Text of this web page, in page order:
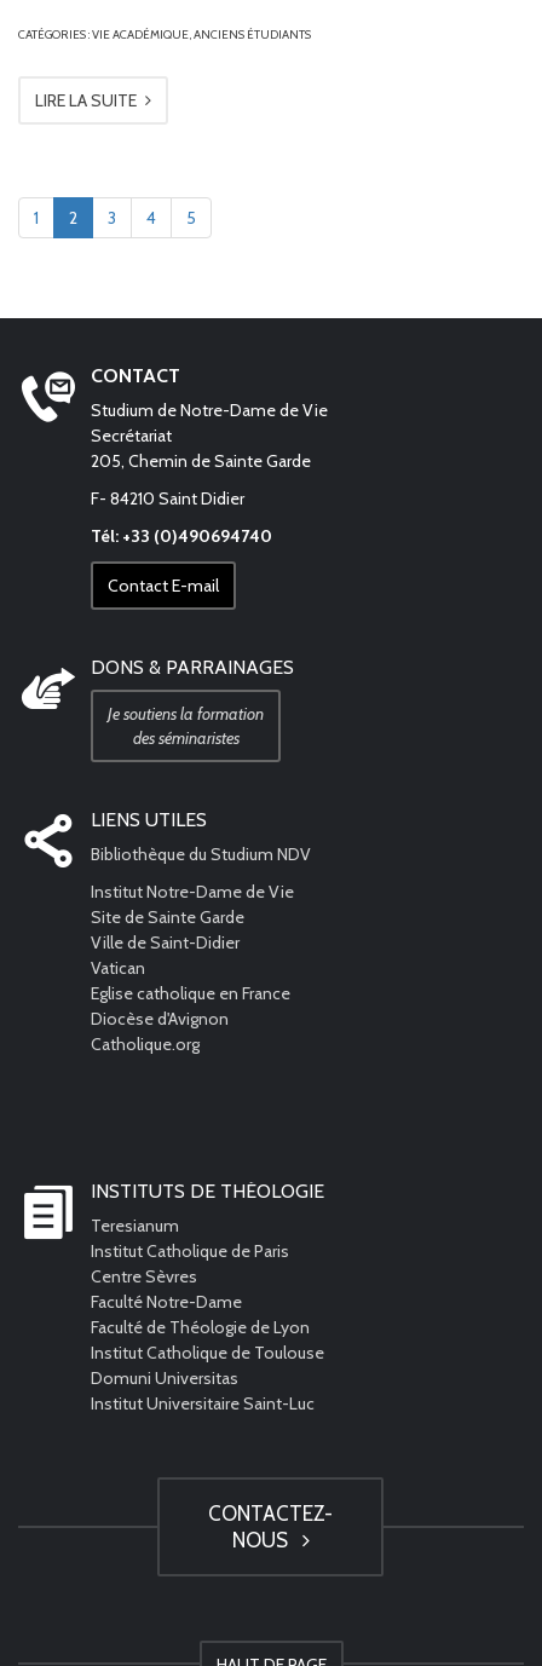
CATÉGORIES :VIE ACADÉMIQUE,ANCIENS ÉTUDIANTS
LIRE LA SUITE
1 2 3 4 5
CONTACT
Studium de Notre-Dame de Vie
Secrétariat
205, Chemin de Sainte Garde
F- 84210 Saint Didier
Tél: +33 (0)490694740
Contact E-mail
DONS & PARRAINAGES
Je soutiens la formation
des séminaristes
LIENS UTILES
Bibliothèque du Studium NDV
Institut Notre-Dame de Vie
Site de Sainte Garde
Ville de Saint-Didier
Vatican
Eglise catholique en France
Diocèse d'Avignon
Catholique.org
INSTITUTS DE THÉOLOGIE
Teresianum
Institut Catholique de Paris
Centre Sèvres
Faculté Notre-Dame
Faculté de Théologie de Lyon
Institut Catholique de Toulouse
Domuni Universitas
Institut Universitaire Saint-Luc
CONTACTEZ-
NOUS